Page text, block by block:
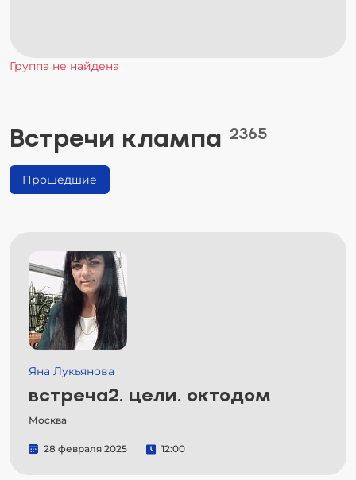
Группа не найдена
Встречи клампа 2365
Прошедшие
Яна Лукьянова
встреча2. цели. октодом
Москва
28 февраля 2025 12:00